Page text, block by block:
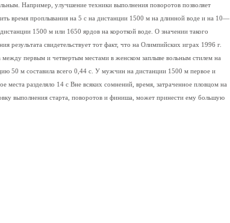
Например, улучшение техники выполнения поворотов позволяет
время проплывания на 5 с на дистанции 1500 м на длинной воде и на 10—
1500 м или 1650 ярдов на короткой воде. О значении такого
результата свидетельствует тот факт, что на Олимпийских играх 1996 г.
между первым и четвертым местами в женском заплыве вольным стилем на
50 м составила всего 0,44 с. У мужчин на дистанции 1500 м первое и
места разделяло 14 с Вне всяких сомнений, время, затраченное пловцом на
выполнения старта, поворотов и финиша, может принести ему большую